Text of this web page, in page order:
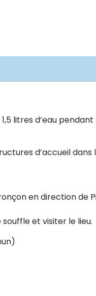
litres d’eau pendant
d’accueil
en direction de
et visiter le lieu.